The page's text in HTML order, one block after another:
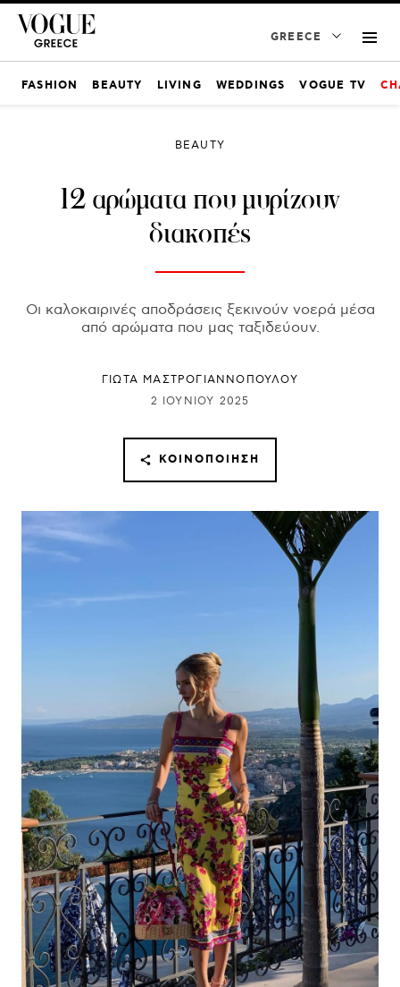
GREECE
FASHION BEAUTY LIVING WEDDINGS VOGUE TV
BEAUTY
12 αρώματα που μυρίζουν
διακοπές
Οι καλοκαιρινές αποδράσεις ξεκινούν νοερά μέσα
από αρώματα που μας ταξιδεύουν.
ΓΙΩΤΑ ΜΑΣΤΡΟΓΙΑΝΝΟΠΟΥΛΟΥ
2 ΙΟΥΝΊΟΥ 2025
ΚΟΙΝΟΠΟΊΗΣΗ